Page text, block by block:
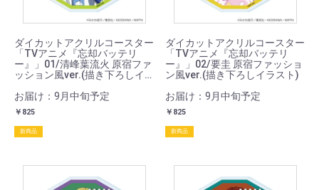
ダイカットアクリルコースター
「TVアニメ『忘却バッテリ
ー』」01/清峰葉流火 原宿ファ
ッション風ver.(描き下ろしイ
お届け：9月中旬予定
￥825
新商品
ダイカットアクリルコースター
「TVアニメ『忘却バッテリ
ー』」02/要圭 原宿ファッショ
ン風ver.(描き下ろしイラスト)
お届け：9月中旬予定
￥825
新商品